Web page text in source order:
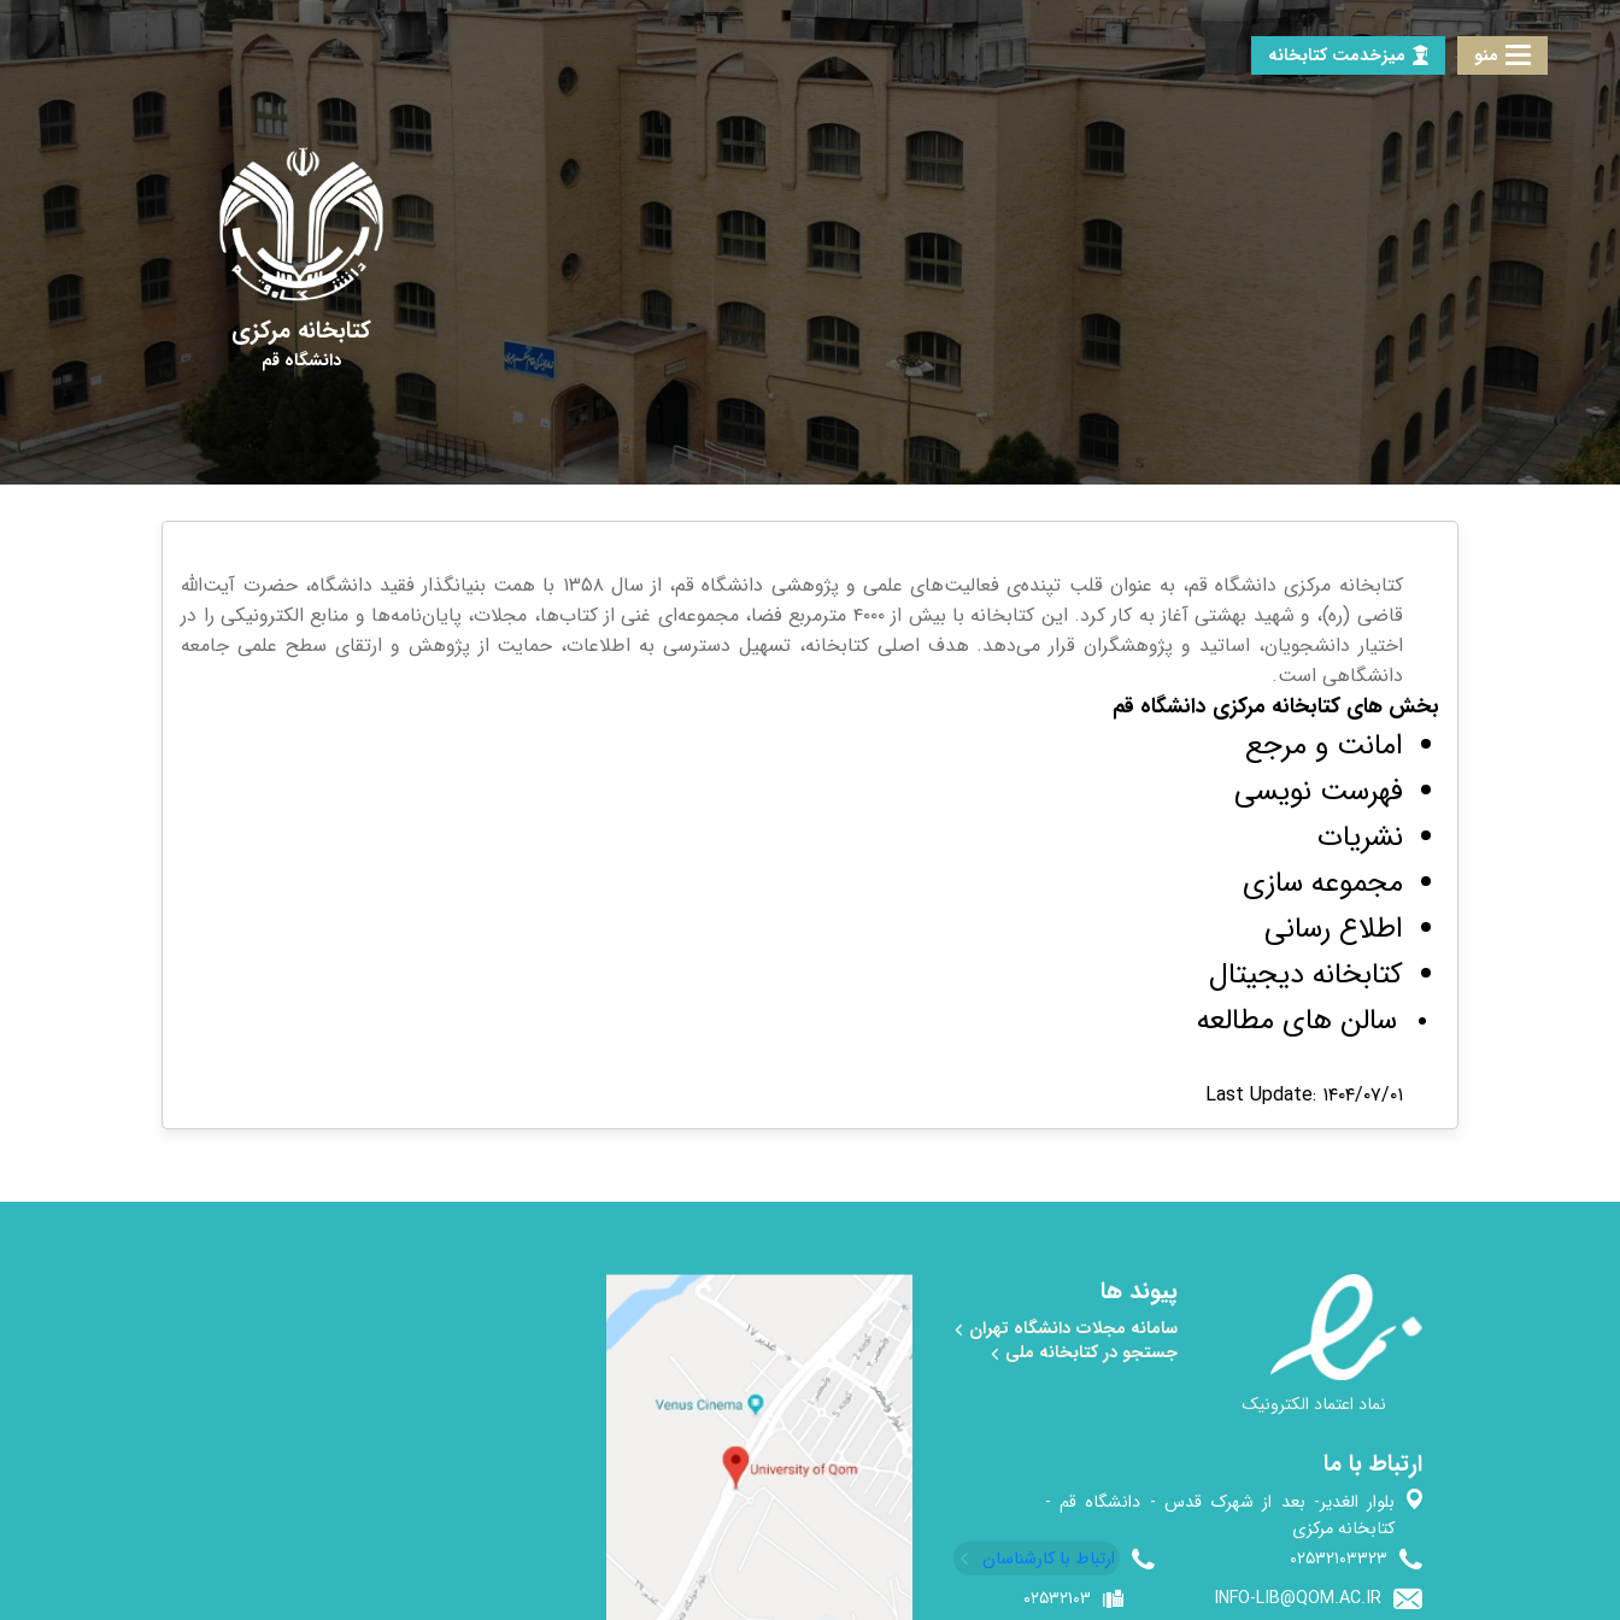
منو میزخدمت کتابخانه
کتابخانه مرکزی
دانشگاه قم
کتابخانه مرکزی دانشگاه قم، به عنوان قلب تپنده‌ی فعالیت‌های علمی و پژوهشی دانشگاه قم، از سال ۱۳۵۸ با همت بنیانگذار فقید دانشگاه، حضرت آیت‌الله
قاضی (ره)، و شهید بهشتی آغاز به کار کرد. این کتابخانه با بیش از ۴۰۰۰ مترمربع فضا، مجموعه‌ای غنی از کتاب‌ها، مجلات، پایان‌نامه‌ها و منابع الکترونیکی را در
اختیار دانشجویان، اساتید و پژوهشگران قرار می‌دهد. هدف اصلی کتابخانه، تسهیل دسترسی به اطلاعات، حمایت از پژوهش و ارتقای سطح علمی جامعه
دانشگاهی است.
بخش های کتابخانه مرکزی دانشگاه قم
امانت و مرجع
فهرست نویسی
نشریات
مجموعه سازی
اطلاع رسانی
کتابخانه دیجیتال
سالن های مطالعه
Last Update: ۱۴۰۴/۰۷/۰۱
نماد اعتماد الکترونیک
پیوند ها
سامانه مجلات دانشگاه تهران
جستجو در کتابخانه ملی
ارتباط با ما
بلوار الغدیر- بعد از شهرک قدس - دانشگاه قم -
کتابخانه مرکزی
۰۲۵۳۲۱۰۳۳۲۳
ارتباط با کارشناسان
INFO-LIB@QOM.AC.IR
۰۲۵۳۲۱۰۳